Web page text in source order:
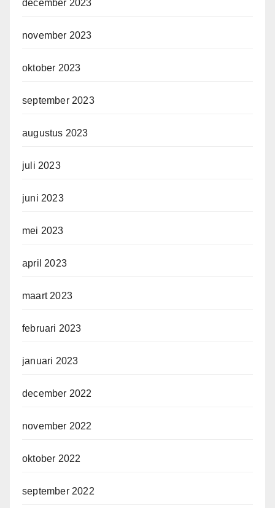
december 2023
november 2023
oktober 2023
september 2023
augustus 2023
juli 2023
juni 2023
mei 2023
april 2023
maart 2023
februari 2023
januari 2023
december 2022
november 2022
oktober 2022
september 2022